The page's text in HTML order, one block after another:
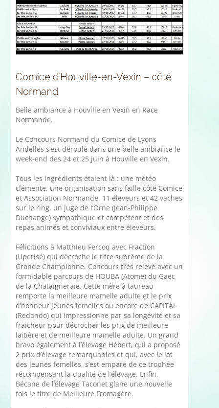
Comice d’Houville-en-Vexin – côté
Normand
Belle ambiance à Houville en Vexin en Race
Normande.
Le Concours Normand du Comice de Lyons
Andelles s’est déroulé dans une belle ambiance le
week-end des 24 et 25 juin à Houville en Vexin.
Tous les ingrédients étaient là : une météo
clémente, une organisation sans faille côté Comice
et Association Normande, 11 éleveurs et 42 vaches
sur le ring, un juge de l’Orne (Jean-Philippe
Duchange) sympathique et compétent et des
repas animés et conviviaux entre éleveurs.
Félicitions à Matthieu Fercoq avec Fraction
(Uperisé) qui décroche le titre suprême de la
Grande Championne. Concours très relevé avec un
formidable parcours de HOUBA (Atome) du Gaec
de la Chataigneraie. Cette mère à taureau
remporte la meilleure mamelle adulte et le prix
d’honneur jeunes femelles ou encore de CAPITAL
(Redondo) qui impressionne par sa longévité et sa
fraicheur pour décrocher les prix de meilleure
laitière et de meilleure mamelle adulte. Un grand
bravo également à l’élevage Hébert, qui a proposé
2 prix d’élevage remarquables et qui, avec le lot
des jeunes femelles, s’est emparé de ce trophée
récompensant la qualité de l’élevage. Enfin,
Bécane de l’élevage Taconet glane une nouvelle
fois le titre de Meilleure Fromagère.